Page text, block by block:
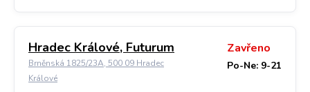
Hradec Králové, Futurum
Brněnská 1825/23A, 500 09 Hradec
Králové
Zavřeno
Po-Ne: 9-21